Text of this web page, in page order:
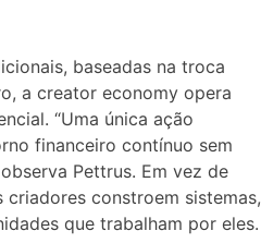
baseadas na troca
a creator economy opera
“Uma única ação
financeiro contínuo sem
Pettrus. Em vez de
constroem sistemas,
que trabalham por eles.